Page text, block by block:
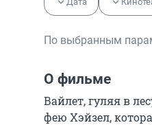
По выбранным
О фильме
Вайлет, гуляя в
фею Хэйзел,